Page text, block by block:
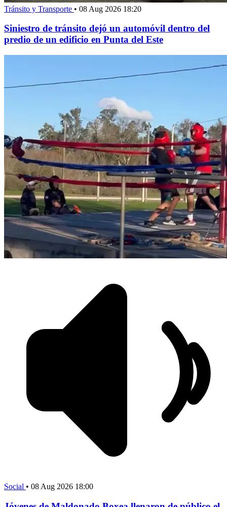
Tránsito y Transporte • 08 Aug 2026 18:20
Siniestro de tránsito dejó un automóvil dentro del
predio de un edificio en Punta del Este
Social • 08 Aug 2026 18:00